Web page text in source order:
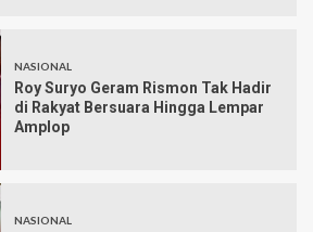
NASIONAL
Roy Suryo Geram Rismon Tak Hadir
di Rakyat Bersuara Hingga Lempar
Amplop
NASIONAL